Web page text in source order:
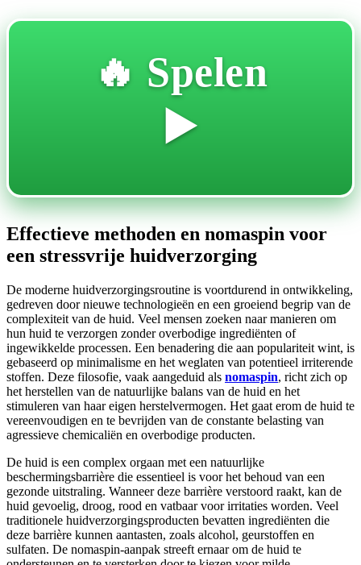
🔥 Spelen
▶️
Effectieve methoden en nomaspin voor
een stressvrije huidverzorging
De moderne huidverzorgingsroutine is voortdurend in ontwikkeling,
gedreven door nieuwe technologieën en een groeiend begrip van de
complexiteit van de huid. Veel mensen zoeken naar manieren om
hun huid te verzorgen zonder overbodige ingrediënten of
ingewikkelde processen. Een benadering die aan populariteit wint, is
gebaseerd op minimalisme en het weglaten van potentieel irriterende
stoffen. Deze filosofie, vaak aangeduid als nomaspin, richt zich op
het herstellen van de natuurlijke balans van de huid en het
stimuleren van haar eigen herstelvermogen. Het gaat erom de huid te
vereenvoudigen en te bevrijden van de constante belasting van
agressieve chemicaliën en overbodige producten.
De huid is een complex orgaan met een natuurlijke
beschermingsbarrière die essentieel is voor het behoud van een
gezonde uitstraling. Wanneer deze barrière verstoord raakt, kan de
huid gevoelig, droog, rood en vatbaar voor irritaties worden. Veel
traditionele huidverzorgingsproducten bevatten ingrediënten die
deze barrière kunnen aantasten, zoals alcohol, geurstoffen en
sulfaten. De nomaspin-aanpak streeft ernaar om de huid te